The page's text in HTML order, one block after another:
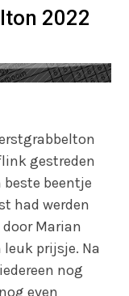
2022
gestreden
beentje
had werden
Marian
leuk prijsje. Na
nog
even